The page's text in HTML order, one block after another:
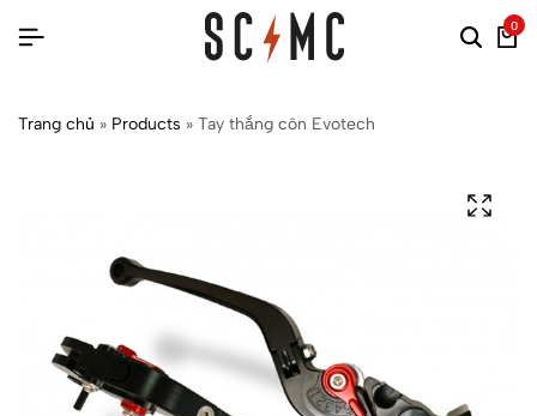
0
Trang chủ » Products » Tay thắng côn Evotech